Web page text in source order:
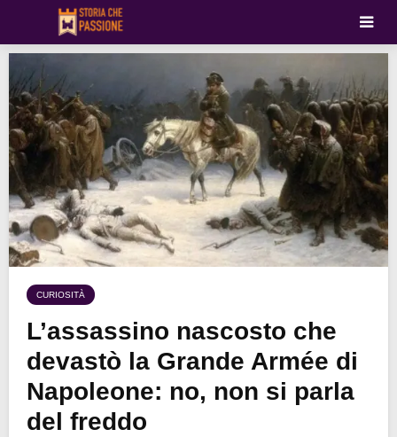
CURIOSITÀ
L’assassino nascosto che
devastò la Grande Armée di
Napoleone: no, non si parla
del freddo